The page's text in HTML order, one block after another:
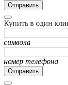
Купить в один
символа
номер телефона